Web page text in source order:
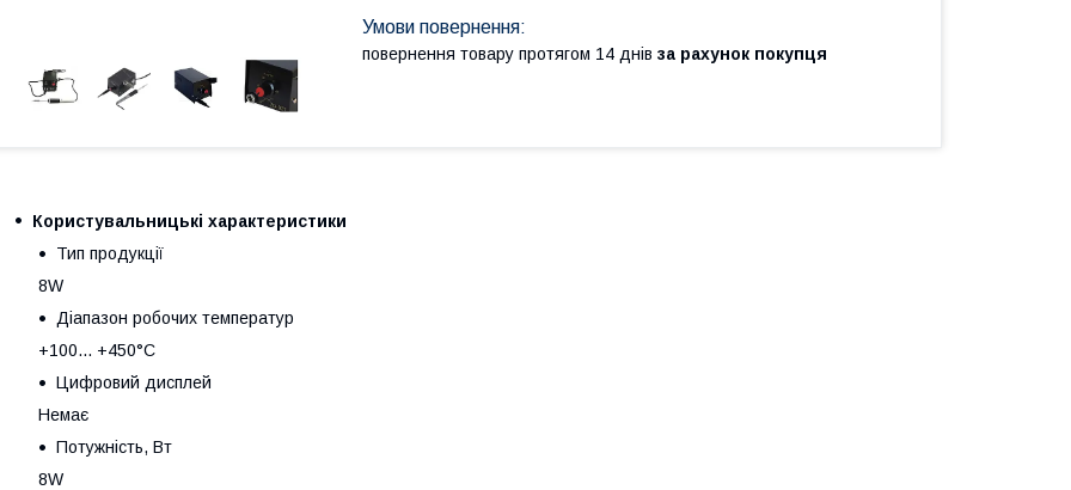
повернення товару протягом 14 днів за рахунок покупця
Користувальницькі характеристики
Тип продукції
8W
Діапазон робочих температур
+100... +450°C
Цифровий дисплей
Немає
Потужність, Вт
8W